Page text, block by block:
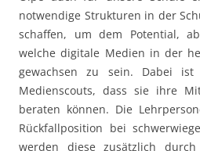
notwendige Strukturen in der
schaffen, um dem Potential,
welche digitale Medien in der
gewachsen zu sein. Dabei
Medienscouts, dass sie ihre
beraten können. Die
Rückfallposition bei
werden diese zusätzlich